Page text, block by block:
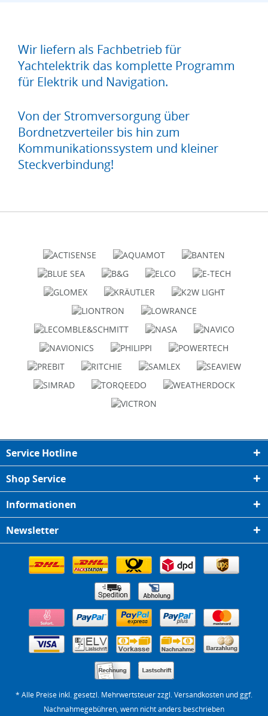
Wir liefern als Fachbetrieb für
Yachtelektrik das komplette Programm
für Elektrik und Navigation.
Von der Stromversorgung über
Bordnetzverteiler bis hin zum
Kommunikationssystem und kleiner
Steckverbindung!
Service Hotline
Shop Service
Informationen
Newsletter
* Alle Preise inkl. gesetzl. Mehrwertsteuer zzgl.Versandkosten und ggf.
Nachnahmegebühren, wenn nicht anders beschrieben